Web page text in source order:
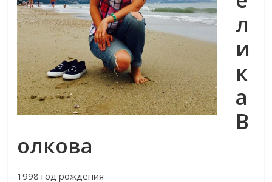
л
и
к
а
В
олкова
1998 год рождения